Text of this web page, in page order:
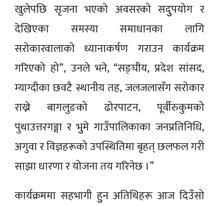
खुलेपछि सृजना भएको अवसरको सदुुपयोग र
देखिएका समस्या समाधानका लागि
सरोकारवालाको ध्यानाकर्षण गराउन कार्यक्रम
गरिएको हो”, उनले भने, “सङ्घीय, प्रदेश सांसद,
म्याग्दीका छवटै स्थानीय तह, जलजलासँग सरोकार
राख्ने बागलुङको ढोरपाटन, पूर्वीरुकुमको
पुथाउत्तरगङ्गा र भुुमे गाउँपालिकाका जनप्रतिनिधि,
अगुवा र विज्ञहरूको उपस्थितिमा बृहत् छलफल गरी
साझा धारणा र योजना तय गरिनेछ ।”
कार्यक्रममा सहभागी हुुन अतिथिहरू आज दिउँसो